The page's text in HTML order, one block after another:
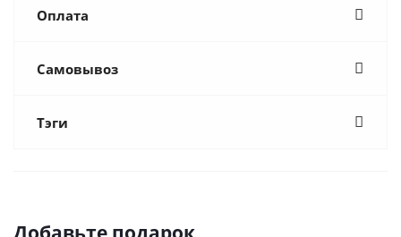
Оплата
Самовывоз
Тэги